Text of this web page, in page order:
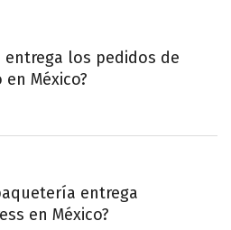
entrega los pedidos de
en México?
entrega
en México?